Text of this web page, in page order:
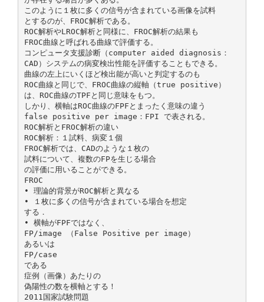
このように１枚に多くの信号が含まれている画像を試料
とするのが、FROC解析である。
ROC解析やLROC解析と同様に、FROC解析の結果も
FROC曲線と呼ばれる曲線で評価する。
コンピュータ支援診断（computer aided diagnosis：
CAD）システムの病変検出性能を評価することもできる。
曲線の左上にいくほど検出能が高いと判定するのも
ROC曲線と同じで、FROC曲線の縦軸（true positive）
は、ROC曲線のTPFと同じ意味をもつ。
しかり、横軸はROC曲線のFPFとまったく意味の違う
false positive per image：FPI で表される。
ROC解析とFROC解析の違い
ROC解析：１試料、病変１個
FROC解析では、CADのような１枚の
試料について、複数のFPを生じる場合
の評価に用いることができる。
FROC
• 理論的背景がROC解析と異なる
• １枚に多くの信号が含まれている場合を想定
する．
• 横軸がFPFではなく、
FP/image （False Positive per image）
あるいは
FP/case
である
症例（画像）あたりの
偽陽性の数を横軸とする！
2011国家試験問題